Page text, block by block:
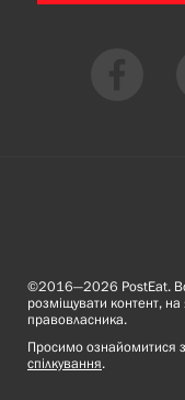
©2016—2026 PostEat.
розміщувати контент,
правовласника.
Просимо ознайомитися з
спілкування.